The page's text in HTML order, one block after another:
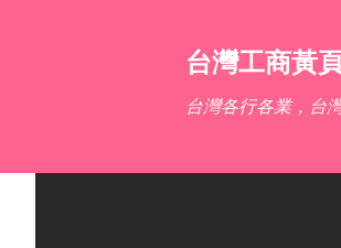
台灣工商黃
台灣各行各業，台